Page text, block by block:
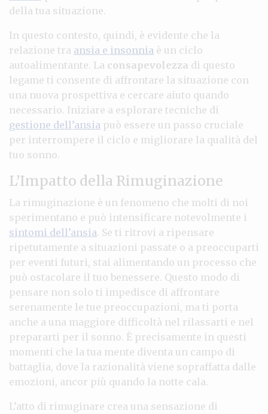
della tua situazione.
In questo contesto, quindi, è evidente che la
relazione tra ansia e insonnia è un ciclo
autoalimentante. La consapevolezza di questo
legame ti consente di affrontare la situazione con
una nuova prospettiva e cercare aiuto quando
necessario. Iniziare a esplorare tecniche di
gestione dell’ansia può essere un passo cruciale
per interrompere il ciclo e migliorare la qualità del
tuo sonno.
L’Impatto della Rimuginazione
La rimuginazione è un fenomeno che molti di noi
sperimentano e può intensificare notevolmente i
sintomi dell’ansia. Se ti ritrovi a ripensare
ripetutamente a situazioni passate o a preoccuparti
per eventi futuri, stai alimentando un processo che
può ostacolare il tuo benessere. Questo modo di
pensare non solo ti impedisce di affrontare
serenamente le tue preoccupazioni, ma ti porta
anche a una maggiore difficoltà nel rilassarti e nel
prepararti per il sonno. È precisamente in questi
momenti che la tua mente diventa un campo di
battaglia, dove la razionalità viene sopraffatta dalle
emozioni, ancor più quando la notte cala.
L’atto di rimuginare crea una sensazione di